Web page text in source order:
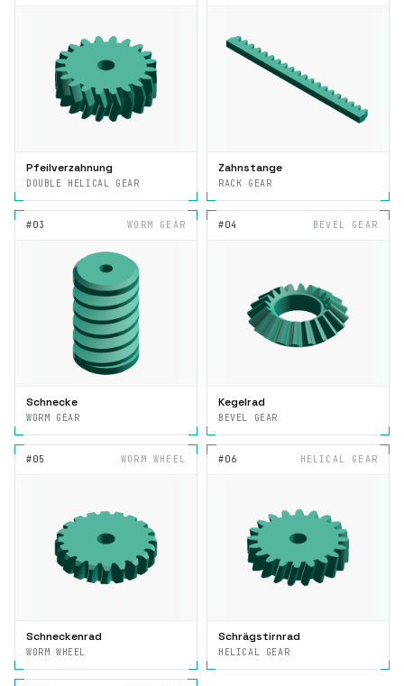
Pfeilverzahnung
DOUBLE HELICAL GEAR
Zahnstange
RACK GEAR
#03 WORM GEAR
Schnecke
WORM GEAR
#04 BEVEL GEAR
Kegelrad
BEVEL GEAR
#05 WORM WHEEL
Schneckenrad
WORM WHEEL
#06 HELICAL GEAR
Schrägstirnrad
HELICAL GEAR